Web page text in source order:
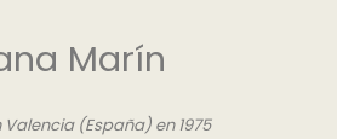
Marín
(España) en 1975